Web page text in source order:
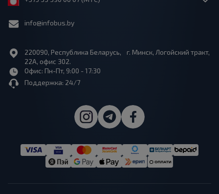
info@infobus.by
220090, Республика Беларусь, г. Минск, Логойский тракт,
22А, офис 302.
Офис: Пн-Пт, 9:00 - 17:30
Поддержка: 24/7